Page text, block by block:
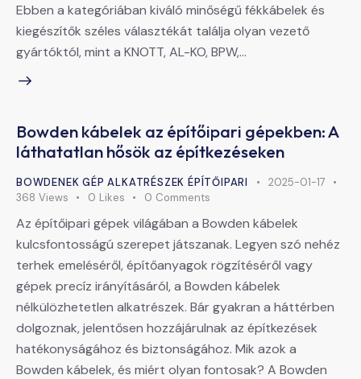
Ebben a kategóriában kiváló minőségű fékkábelek és
kiegészítők széles választékát találja olyan vezető
gyártóktól, mint a KNOTT, AL-KO, BPW,…
Bowden kábelek az építőipari gépekben: A
láthatatlan hősök az építkezéseken
BOWDENEK GÉP ALKATRÉSZEK ÉPÍTŐIPARI
2025-01-17
368 Views 0 Likes 0 Comments
Az építőipari gépek világában a Bowden kábelek
kulcsfontosságú szerepet játszanak. Legyen szó nehéz
terhek emeléséről, építőanyagok rögzítéséről vagy
gépek precíz irányításáról, a Bowden kábelek
nélkülözhetetlen alkatrészek. Bár gyakran a háttérben
dolgoznak, jelentősen hozzájárulnak az építkezések
hatékonyságához és biztonságához. Mik azok a
Bowden kábelek, és miért olyan fontosak? A Bowden